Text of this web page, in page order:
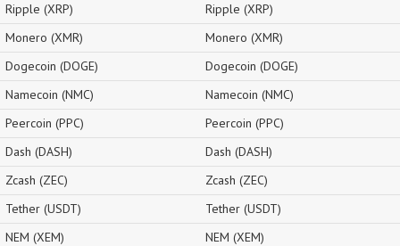
Ripple (XRP)
Monero (XMR)
Dogecoin (DOGE)
Namecoin (NMC)
Peercoin (PPC)
Dash (DASH)
Zcash (ZEC)
Tether (USDT)
NEM (XEM)
Ripple (XRP)
Monero (XMR)
Dogecoin (DOGE)
Namecoin (NMC)
Peercoin (PPC)
Dash (DASH)
Zcash (ZEC)
Tether (USDT)
NEM (XEM)